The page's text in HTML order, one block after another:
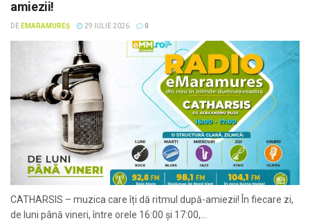
amiezii!
DE EMARAMUREȘ 29 IULIE 2026 0
CATHARSIS – muzica care îți dă ritmul după-amiezii! În fiecare zi,
de luni până vineri, între orele 16:00 și 17:00,...